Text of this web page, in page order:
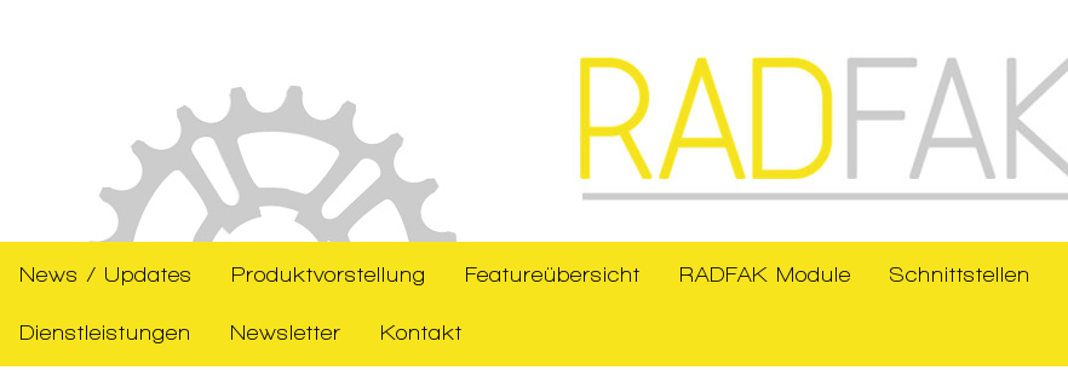
News / Updates Produktvorstellung Featureübersicht RADFAK Module Schnittstellen
Dienstleistungen Newsletter Kontakt